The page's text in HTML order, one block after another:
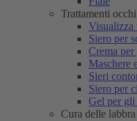
Trattamenti occhi
Visualizza
Siero per
Crema
Maschere
Sieri
Siero per
Gel per gli
Cura delle labbra